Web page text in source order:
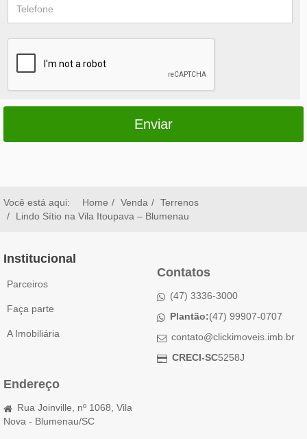
Enviar
Você está aqui: Home Venda
Terrenos
Lindo Sítio na Vila Itoupava – Blumenau
Institucional
Parceiros
Faça parte
A Imobiliária
Contatos
(47) 3336-3000
Plantão:(47) 99907-0707
contato@clickimoveis.imb.br
CRECI-SC5258J
Endereço
Rua Joinville, nº 1068, Vila
Nova - Blumenau/SC